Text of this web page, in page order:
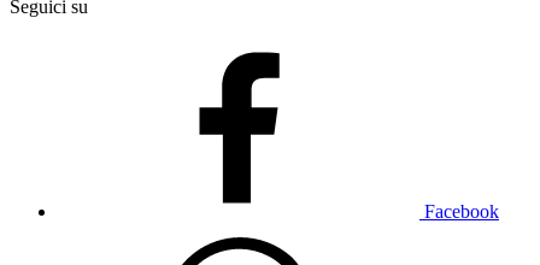
Seguici su
Facebook